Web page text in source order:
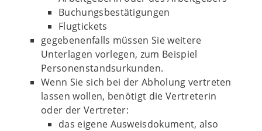
Buchungsbestätigungen
Flugtickets
gegebenenfalls müssen Sie weitere
Unterlagen vorlegen, zum Beispiel
Personenstandsurkunden.
Wenn Sie sich bei der Abholung vertreten
lassen wollen, benötigt die Vertreterin
oder der Vertreter:
das eigene Ausweisdokument, also